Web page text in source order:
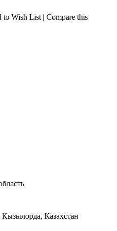
to Wish List | Compare this
Казахстан